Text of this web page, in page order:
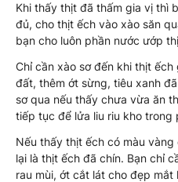
Khi thấy thịt đã thấm gia vị thì
đủ, cho thịt ếch vào xào săn
bạn cho luôn phần nước ướp
Chỉ cần xào sơ đến khi thịt
đất, thêm ớt sừng, tiêu xanh
sơ qua nếu thấy chưa vừa ăn
tiếp tục để lửa liu riu kho
Nếu thấy thịt ếch có màu
lại là thịt ếch đã chín. Bạn chỉ
rau mùi, ớt cắt lát cho đẹp